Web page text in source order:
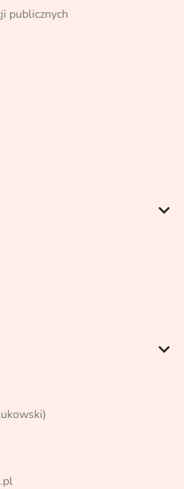
publicznych
keyboard_arrow_down
keyboard_arrow_down